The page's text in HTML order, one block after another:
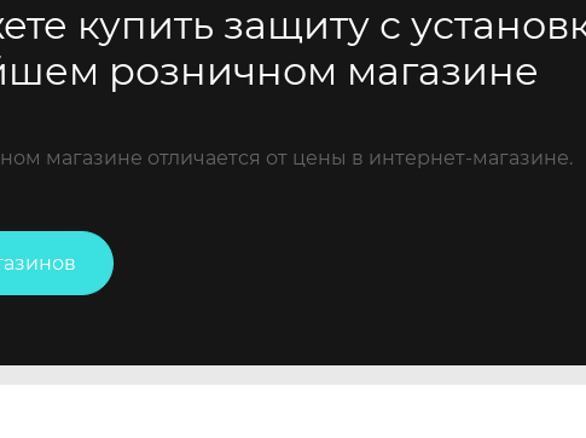
купить защиту с
розничном магазине
магазине отличается от цены в интернет-магазине.